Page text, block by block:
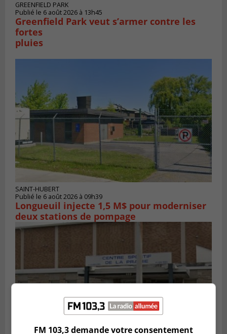
GREENFIELD PARK
Publié le 6 août 2026 à 13h45
Greenfield Park veut s’armer contre les
fortes
pluies
SAINT-HUBERT
Publié le 6 août 2026 à 09h39
Longueuil injecte 1,5 M$ pour moderniser
deux stations de pompage
FM 103,3 demande votre consentement